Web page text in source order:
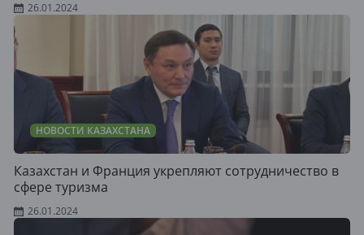
26.01.2024
НОВОСТИ КАЗАХСТАНА
Казахстан и Франция укрепляют сотрудничество в
сфере туризма
26.01.2024